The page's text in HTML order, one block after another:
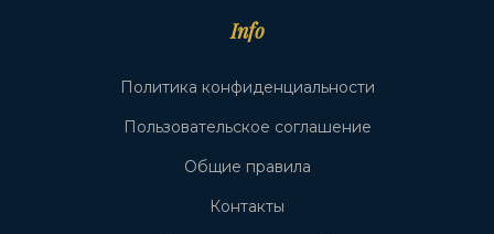
Info
Политика конфиденциальности
Пользовательское соглашение
Общие правила
Контакты